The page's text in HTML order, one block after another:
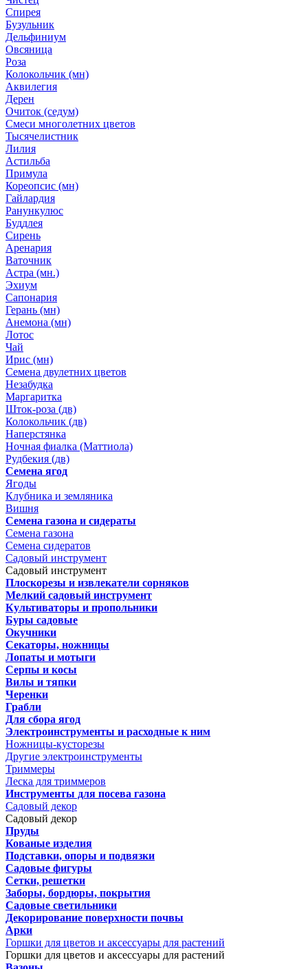
Спирея
Бузульник
Дельфиниум
Овсяница
Роза
Колокольчик (мн)
Аквилегия
Дерен
Очиток (седум)
Смеси многолетних цветов
Тысячелистник
Лилия
Астильба
Примула
Кореопсис (мн)
Гайлардия
Ранункулюс
Буддлея
Сирень
Аренария
Ваточник
Астра (мн.)
Эхиум
Сапонария
Герань (мн)
Анемона (мн)
Лотос
Чай
Ирис (мн)
Семена двулетних цветов
Незабудка
Маргаритка
Шток-роза (дв)
Колокольчик (дв)
Наперстянка
Ночная фиалка (Маттиола)
Рудбекия (дв)
Семена ягод
Ягоды
Клубника и земляника
Вишня
Семена газона и сидераты
Семена газона
Семена сидератов
Садовый инструмент
Садовый инструмент
Плоскорезы и извлекатели сорняков
Мелкий садовый инструмент
Культиваторы и пропольники
Буры садовые
Окучники
Секаторы, ножницы
Лопаты и мотыги
Серпы и косы
Вилы и тяпки
Черенки
Грабли
Для сбора ягод
Электроинструменты и расходные к ним
Ножницы-кусторезы
Другие электроинструменты
Триммеры
Леска для триммеров
Инструменты для посева газона
Садовый декор
Садовый декор
Пруды
Кованые изделия
Подставки, опоры и подвязки
Садовые фигуры
Сетки, решетки
Заборы, бордюры, покрытия
Садовые светильники
Декорирование поверхности почвы
Арки
Горшки для цветов и аксессуары для растений
Горшки для цветов и аксессуары для растений